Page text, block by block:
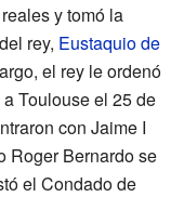
y tomó la
rey, Eustaquio de
el rey le ordenó
Toulouse el 25 de
con Jaime I
Roger Bernardo se
el Condado de